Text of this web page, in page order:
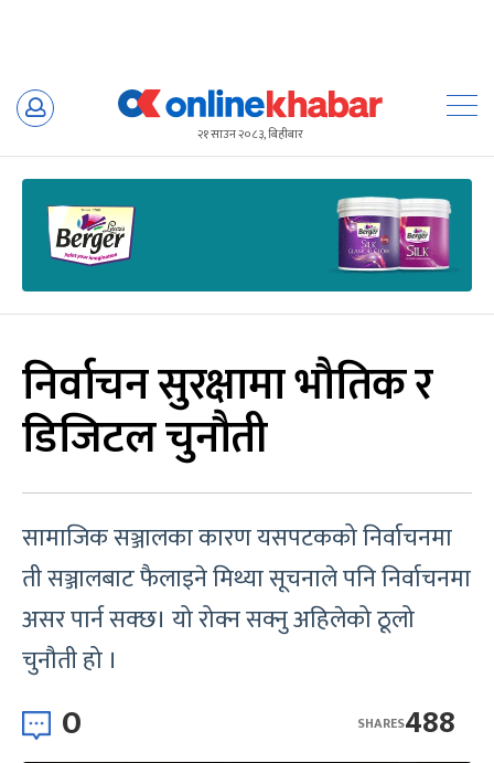
Skip
२१ साउन २०८३, बिहीबार
निर्वाचन सुरक्षामा भौतिक र
डिजिटल चुनौती
सामाजिक सञ्जालका कारण यसपटकको निर्वाचनमा
ती सञ्जालबाट फैलाइने मिथ्या सूचनाले पनि निर्वाचनमा
असर पार्न सक्छ। यो रोक्न सक्नु अहिलेको ठूलो
चुनौती हो ।
0 488
SHARES